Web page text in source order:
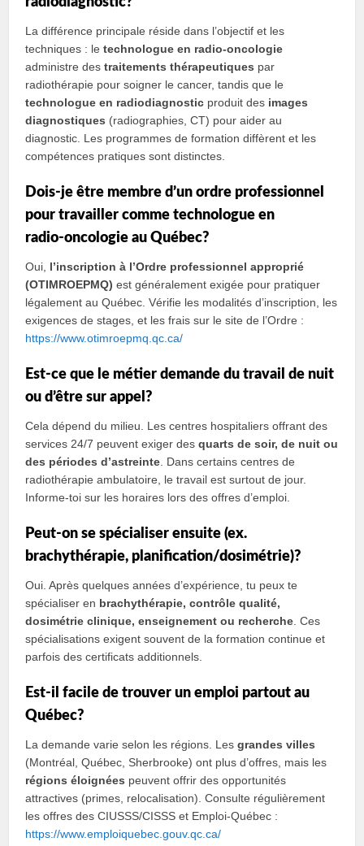
La différence principale réside dans l’objectif et les
techniques : letechnologue en radio‑oncologie
administre destraitements thérapeutiques par
radiothérapie pour soigner le cancer, tandis que le
technologue en radiodiagnostic produit des images
diagnostiques (radiographies, CT) pour aider au
diagnostic. Les programmes de formation diffèrent et les
compétences pratiques sont distinctes.
Dois‑je être membre d’un ordre professionnel
pour travailler comme technologue en
radio‑oncologie au Québec?
Oui, l’inscription à l’Ordre professionnel approprié
(OTIMROEPMQ) est généralement exigée pour pratiquer
légalement au Québec. Vérifie les modalités d’inscription, les
exigences de stages, et les frais sur le site de l’Ordre :
https://www.otimroepmq.qc.ca/
Est‑ce que le métier demande du travail de nuit
ou d’être sur appel?
Cela dépend du milieu. Les centres hospitaliers offrant des
services 24/7 peuvent exiger desquarts de soir, de nuit ou
des périodes d’astreinte . Dans certains centres de
radiothérapie ambulatoire, le travail est surtout de jour.
Informe‑toi sur les horaires lors des offres d’emploi.
Peut‑on se spécialiser ensuite (ex.
brachythérapie, planification/dosimétrie)?
Oui. Après quelques années d’expérience, tu peux te
spécialiser en brachythérapie, contrôle qualité,
dosimétrie clinique, enseignement ou recherche . Ces
spécialisations exigent souvent de la formation continue et
parfois des certificats additionnels.
Est‑il facile de trouver un emploi partout au
Québec?
La demande varie selon les régions. Lesgrandes villes
(Montréal, Québec, Sherbrooke) ont plus d’offres, mais les
régions éloignées peuvent offrir des opportunités
attractives (primes, relocalisation). Consulte régulièrement
les offres des CIUSSS/CISSS et Emploi‑Québec :
https://www.emploiquebec.gouv.qc.ca/